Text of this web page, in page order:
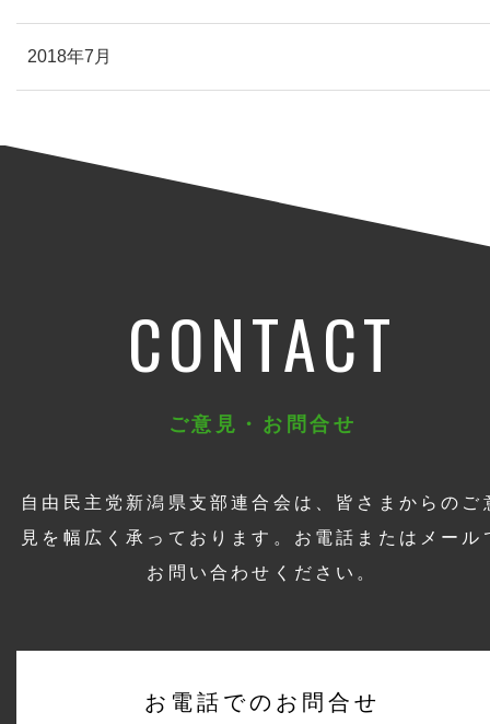
2018年7月
CONTACT
ご意見・お問合せ
自由民主党新潟県支部連合会は、皆さまからのご
見を幅広く承っております。お電話またはメール
お問い合わせください。
お電話でのお問合せ